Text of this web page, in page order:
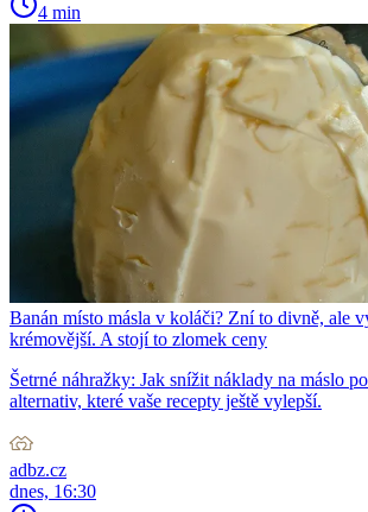
4 min
Banán místo másla v koláči? Zní to divně, ale
krémovější. A stojí to zlomek ceny
Šetrné náhražky: Jak snížit náklady na máslo
alternativ, které vaše recepty ještě vylepší.
adbz.cz
dnes, 16:30